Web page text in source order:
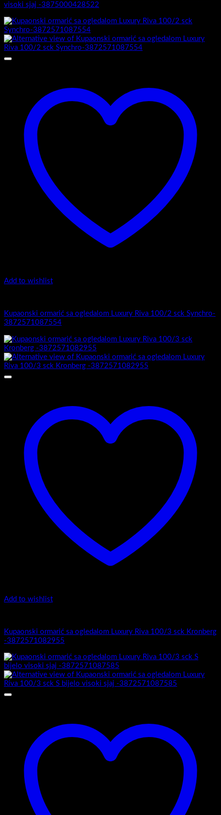
visoki sjaj -3875000428522
Add to wishlist
Kupaonski ormarić sa ogledalom Luxury Riva 100/2 sck Synchro-
3872571087554
Add to wishlist
Kupaonski ormarić sa ogledalom Luxury Riva 100/3 sck Kronberg
-3872571082955